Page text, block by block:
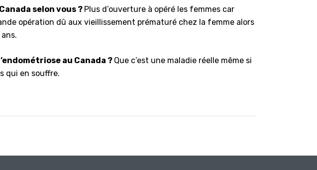
selon vous ? Plus d’ouverture à opéré les femmes car
opération dû aux vieillissement prématuré chez la femme alors
au Canada ? Que c’est une maladie réelle même si
qui en souffre.